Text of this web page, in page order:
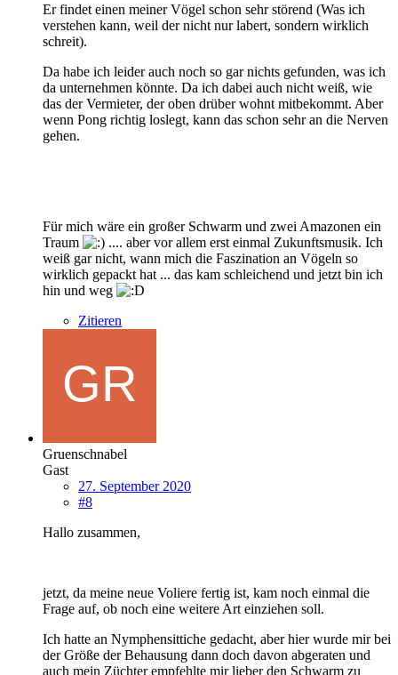
Er findet einen meiner Vögel schon sehr störend (Was ich
verstehen kann, weil der nicht nur labert, sondern wirklich
schreit).
Da habe ich leider auch noch so gar nichts gefunden, was ich
da unternehmen könnte. Da ich dabei auch nicht weiß, wie
das der Vermieter, der oben drüber wohnt mitbekommt. Aber
wenn Pong richtig loslegt, kann das schon sehr an die Nerven
gehen.
Für mich wäre ein großer Schwarm und zwei Amazonen ein
Traum
.... aber vor allem erst einmal Zukunftsmusik. Ich
weiß gar nicht, wann mich die Faszination an Vögeln so
wirklich gepackt hat ... das kam schleichend und jetzt bin ich
hin und weg
Zitieren
Gruenschnabel
Gast
27. September 2020
#8
Hallo zusammen,
jetzt, da meine neue Voliere fertig ist, kam noch einmal die
Frage auf, ob noch eine weitere Art einziehen soll.
Ich hatte an Nymphensittiche gedacht, aber hier wurde mir bei
der Größe der Behausung dann doch davon abgeraten und
auch mein Züchter empfehlte mir lieber den Schwarm zu